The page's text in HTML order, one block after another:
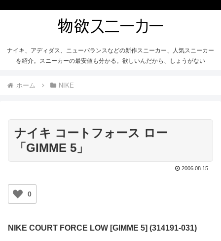
ナイキ、アディダス、ニューバランスなどの新作スニーカー、人気スニーカー
を紹介。スニーカーの最安値も分かる。欲しいんだから、しょうがない
ホーム NIKE
ナイキ コートフォース ロー
「GIMME 5」
2006.08.15
0
NIKE COURT FORCE LOW [GIMME 5] (314191-031)